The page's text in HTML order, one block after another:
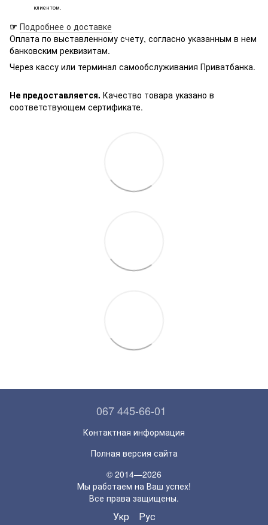
клиентом.
☞ Подробнее о доставке
Оплата по выставленному счету, согласно указанным в нем
банковским реквизитам.
Через кассу или терминал самообслуживания Приватбанка.
Не предоставляется. Качество товара указано в
соответствующем сертификате.
067 445-66-01
Контактная информация
Полная версия сайта
© 2014—2026
Мы работаем на Ваш успех!
Все права защищены.
Укр Рус